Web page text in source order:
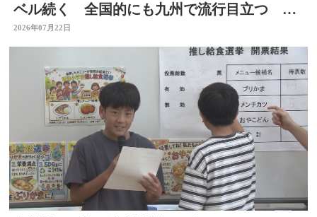
ベル続く 全国的にも九州で流行目立つ 大
分
2026年07月22日